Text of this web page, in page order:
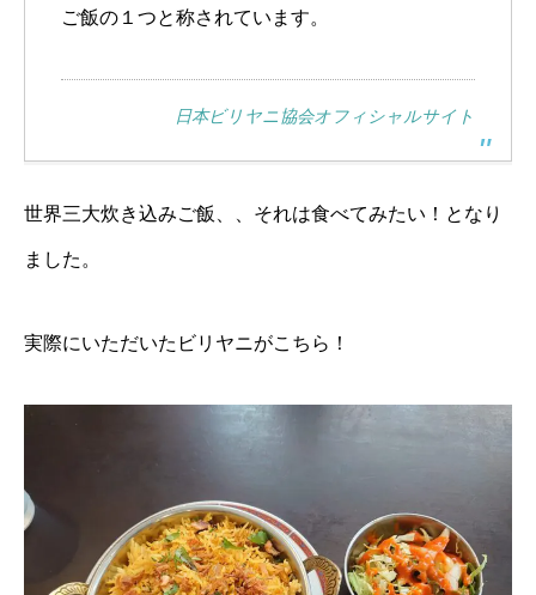
ご飯の１つと称されています。
日本ビリヤニ協会オフィシャルサイト
世界三大炊き込みご飯、、それは食べてみたい！となり
ました。
実際にいただいたビリヤニがこちら！